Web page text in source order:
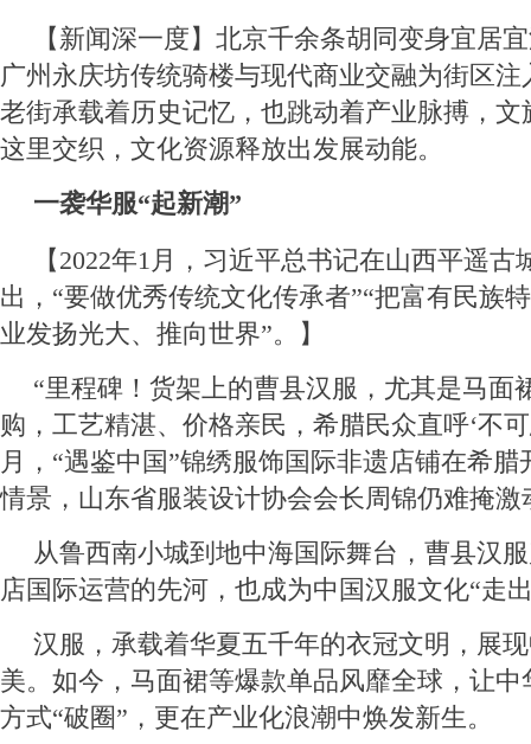
【新闻深一度】北京千余条胡同变身宜居
广州永庆坊传统骑楼与现代商业交融为街区
老街承载着历史记忆，也跳动着产业脉搏，
这里交织，文化资源释放出发展动能。
一袭华服“起新潮”
【2022年1月，习近平总书记在山西平遥古
出，“要做优秀传统文化传承者”“把富有民族
业发扬光大、推向世界”。】
“里程碑！货架上的曹县汉服，尤其是马面
购，工艺精湛、价格亲民，希腊民众直呼‘不
月，“遇鉴中国”锦绣服饰国际非遗店铺在希
情景，山东省服装设计协会会长周锦仍难掩激
从鲁西南小城到地中海国际舞台，曹县汉
店国际运营的先河，也成为中国汉服文化“走
汉服，承载着华夏五千年的衣冠文明，展
美。如今，马面裙等爆款单品风靡全球，让
方式“破圈”，更在产业化浪潮中焕发新生。